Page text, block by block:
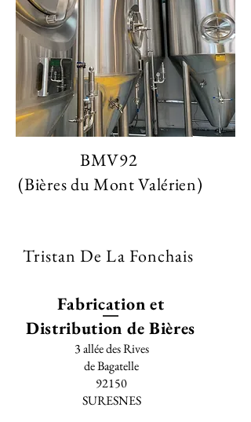
BMV92
(Bières du Mont Valérien)
Tristan De La Fonchais
Fabrication et
Distribution de Bières
3 allée des Rives
de Bagatelle
92150
SURESNES